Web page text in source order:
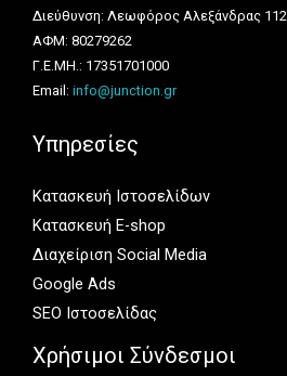
Διεύθυνση: Λεωφόρος Αλεξάνδρας 112
ΑΦΜ: 80279262
Γ.Ε.ΜΗ.: 17351701000
Email: info@junction.gr
Υπηρεσίες
Κατασκευή Ιστοσελίδων
Κατασκευή E-shop
Διαχείριση Social Media
Google Ads
SEO Ιστοσελίδας
Χρήσιμοι Σύνδεσμοι